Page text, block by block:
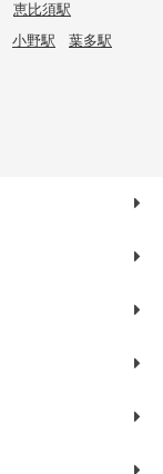
恵比須駅
小野駅
葉多駅